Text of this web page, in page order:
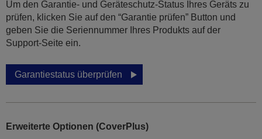
Um den Garantie- und Geräteschutz-Status Ihres Geräts zu
prüfen, klicken Sie auf den “Garantie prüfen” Button und
geben Sie die Seriennummer Ihres Produkts auf der
Support-Seite ein.
Garantiestatus überprüfen
Erweiterte Optionen (CoverPlus)